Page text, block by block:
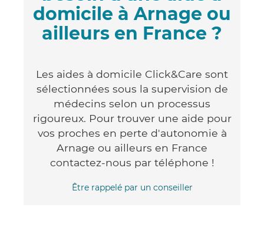
domicile à Arnage ou
ailleurs en France ?
Les aides à domicile Click&Care sont
sélectionnées sous la supervision de
médecins selon un processus
rigoureux. Pour trouver une aide pour
vos proches en perte d'autonomie à
Arnage ou ailleurs en France
contactez-nous par téléphone !
Être rappelé par un conseiller